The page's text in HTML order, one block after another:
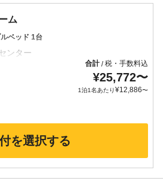
ム
ベッド 1台
合計/税・手数料込
¥25,772〜
1泊1名あたり¥12,886〜
を選択する